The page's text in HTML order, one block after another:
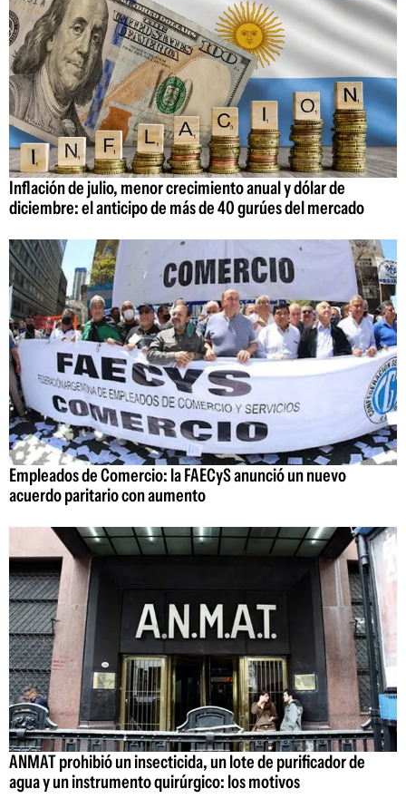
Inflación de julio, menor crecimiento anual y dólar de
diciembre: el anticipo de más de 40 gurúes del mercado
Empleados de Comercio: la FAECyS anunció un nuevo
acuerdo paritario con aumento
ANMAT prohibió un insecticida, un lote de purificador de
agua y un instrumento quirúrgico: los motivos